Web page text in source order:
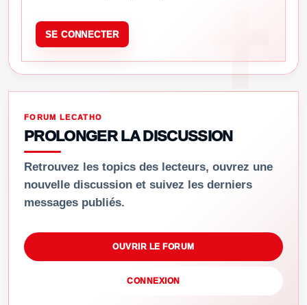
SE CONNECTER
FORUM LECATHO
PROLONGER LA DISCUSSION
Retrouvez les topics des lecteurs, ouvrez une
nouvelle discussion et suivez les derniers
messages publiés.
OUVRIR LE FORUM
CONNEXION